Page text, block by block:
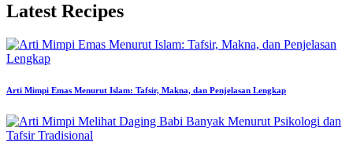
Latest Recipes
Arti Mimpi Emas Menurut Islam: Tafsir, Makna, dan Penjelasan Lengkap